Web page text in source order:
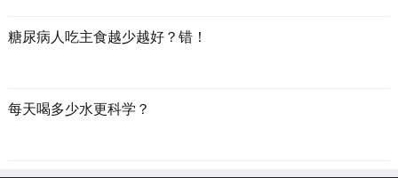
糖尿病人吃主食越少越好？错！
每天喝多少水更科学？